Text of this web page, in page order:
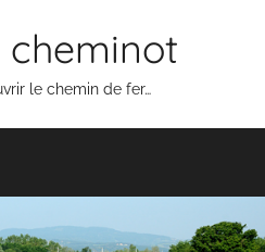
cheminot
le chemin de fer…